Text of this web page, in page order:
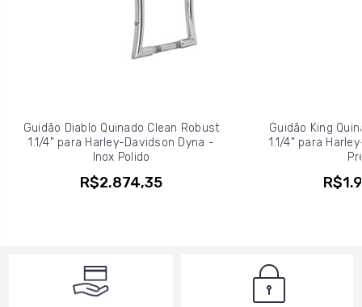
Guidão Diablo Quinado Clean Robust
1.1/4" para Harley-Davidson Dyna -
Inox Polido
R$2.874,35
Guidão King
1.1/4" para